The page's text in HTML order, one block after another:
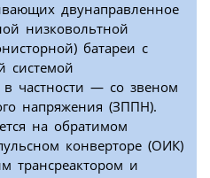
двунаправленное
низковольтной
батареи с
системой
в частности — со звеном
напряжения (ЗППН).
на обратимом
конверторе (ОИК)
трансреактором и